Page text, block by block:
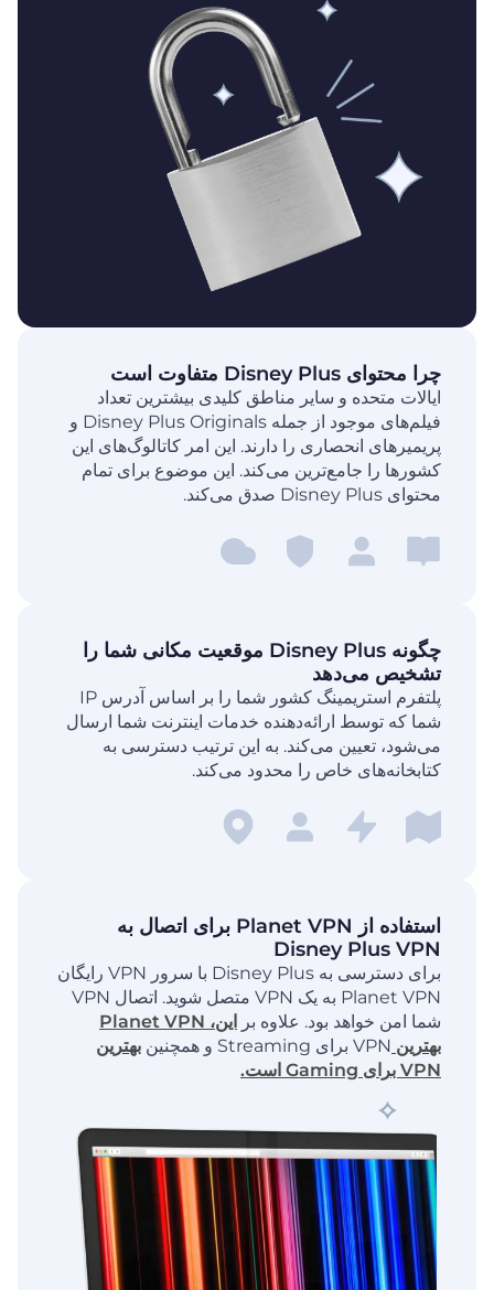
چرا محتوای Disney Plus متفاوت است
ایالات متحده و سایر مناطق کلیدی بیشترین تعداد
فیلم‌های موجود از جمله Disney Plus Originals و
پریمیرهای انحصاری را دارند. این امر کاتالوگ‌های این
کشورها را جامع‌ترین می‌کند. این موضوع برای تمام
محتوای Disney Plus صدق می‌کند.
چگونه Disney Plus موقعیت مکانی شما را
تشخیص می‌دهد
پلتفرم استریمینگ کشور شما را بر اساس آدرس IP
شما که توسط ارائه‌دهنده خدمات اینترنت شما ارسال
می‌شود، تعیین می‌کند. به این ترتیب دسترسی به
کتابخانه‌های خاص را محدود می‌کند.
استفاده از Planet VPN برای اتصال به
Disney Plus VPN
برای دسترسی به Disney Plus با سرور VPN رایگان
Planet VPN به یک VPN متصل شوید. اتصال VPN
شما امن خواهد بود. علاوه بر
این، Planet VPN
بهترین VPN برای Streaming و همچنین
بهترین
VPN برای Gaming است.